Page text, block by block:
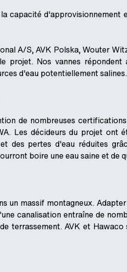
capacité d'approvisionnement
A/S, AVK Polska, Wouter
Nos vannes répondent
d'eau potentiellement salines.
de nombreuses
Les décideurs du projet ont
des pertes d'eau réduites
boire une eau saine et de
un massif montagneux.
canalisation entraîne de
terrassement. AVK et